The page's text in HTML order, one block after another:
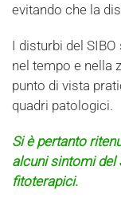
evitando che la
I disturbi del
nel tempo e nella
punto di vista
quadri patologici.
Si è pertanto
alcuni sintomi del
fitoterapici.